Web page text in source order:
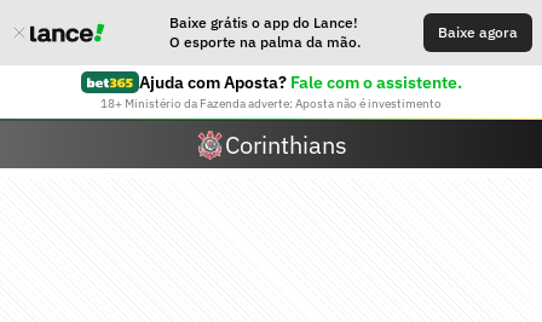
Baixe grátis o app do Lance!
O esporte na palma da mão.
Baixe agora
Ajuda com Aposta? Fale com o assistente.
18+ Ministério da Fazenda adverte: Aposta não é investimento
Corinthians